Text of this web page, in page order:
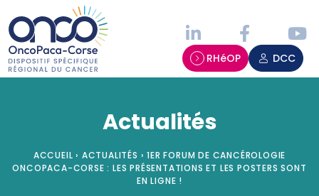
RHéOP DCC
Actualités
ACCUEIL › ACTUALITÉS › 1ER FORUM DE CANCÉROLOGIE
ONCOPACA-CORSE : LES PRÉSENTATIONS ET LES POSTERS SONT
EN LIGNE !
Panneau de gestion des cookies